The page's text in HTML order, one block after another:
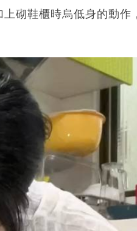
砌鞋櫃時烏低身的動作